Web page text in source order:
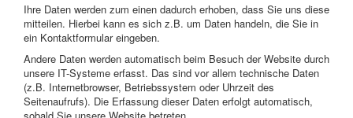
Ihre Daten werden zum einen dadurch erhoben, dass Sie uns diese
mitteilen. Hierbei kann es sich z.B. um Daten handeln, die Sie in
ein Kontaktformular eingeben.
Andere Daten werden automatisch beim Besuch der Website durch
unsere IT-Systeme erfasst. Das sind vor allem technische Daten
(z.B. Internetbrowser, Betriebssystem oder Uhrzeit des
Seitenaufrufs). Die Erfassung dieser Daten erfolgt automatisch,
sobald Sie unsere Website betreten.